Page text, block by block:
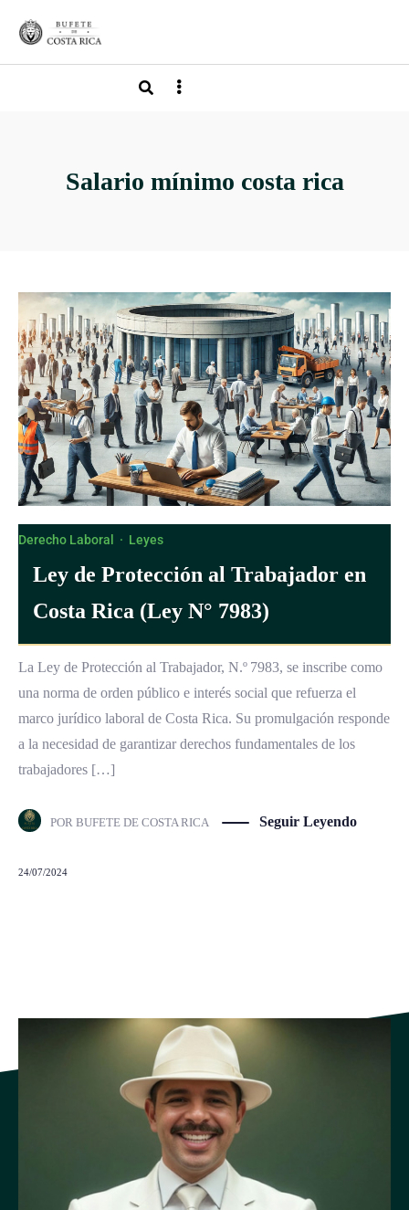
Salario mínimo costa rica
Derecho Laboral · Leyes
Ley de Protección al Trabajador en
Costa Rica (Ley N° 7983)
La Ley de Protección al Trabajador, N.º 7983, se inscribe como
una norma de orden público e interés social que refuerza el
marco jurídico laboral de Costa Rica. Su promulgación responde
a la necesidad de garantizar derechos fundamentales de los
trabajadores […]
POR BUFETE DE COSTA RICA Seguir Leyendo
24/07/2024